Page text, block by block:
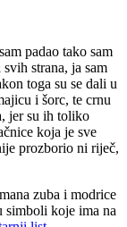
padao tako sam
strana, ja sam
toga su se dali u
i šorc, te crnu
jer su ih toliko
koja je sve
prozborio ni riječ,
zuba i modrice
simboli koje ima na